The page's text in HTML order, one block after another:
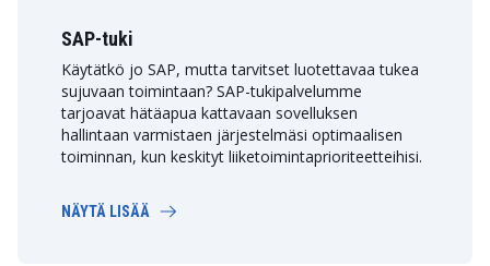
SAP-tuki
Käytätkö jo SAP, mutta tarvitset luotettavaa tukea
sujuvaan toimintaan? SAP-tukipalvelumme
tarjoavat hätäapua kattavaan sovelluksen
hallintaan varmistaen järjestelmäsi optimaalisen
toiminnan, kun keskityt liiketoimintaprioriteetteihisi.
NÄYTÄ LISÄÄ